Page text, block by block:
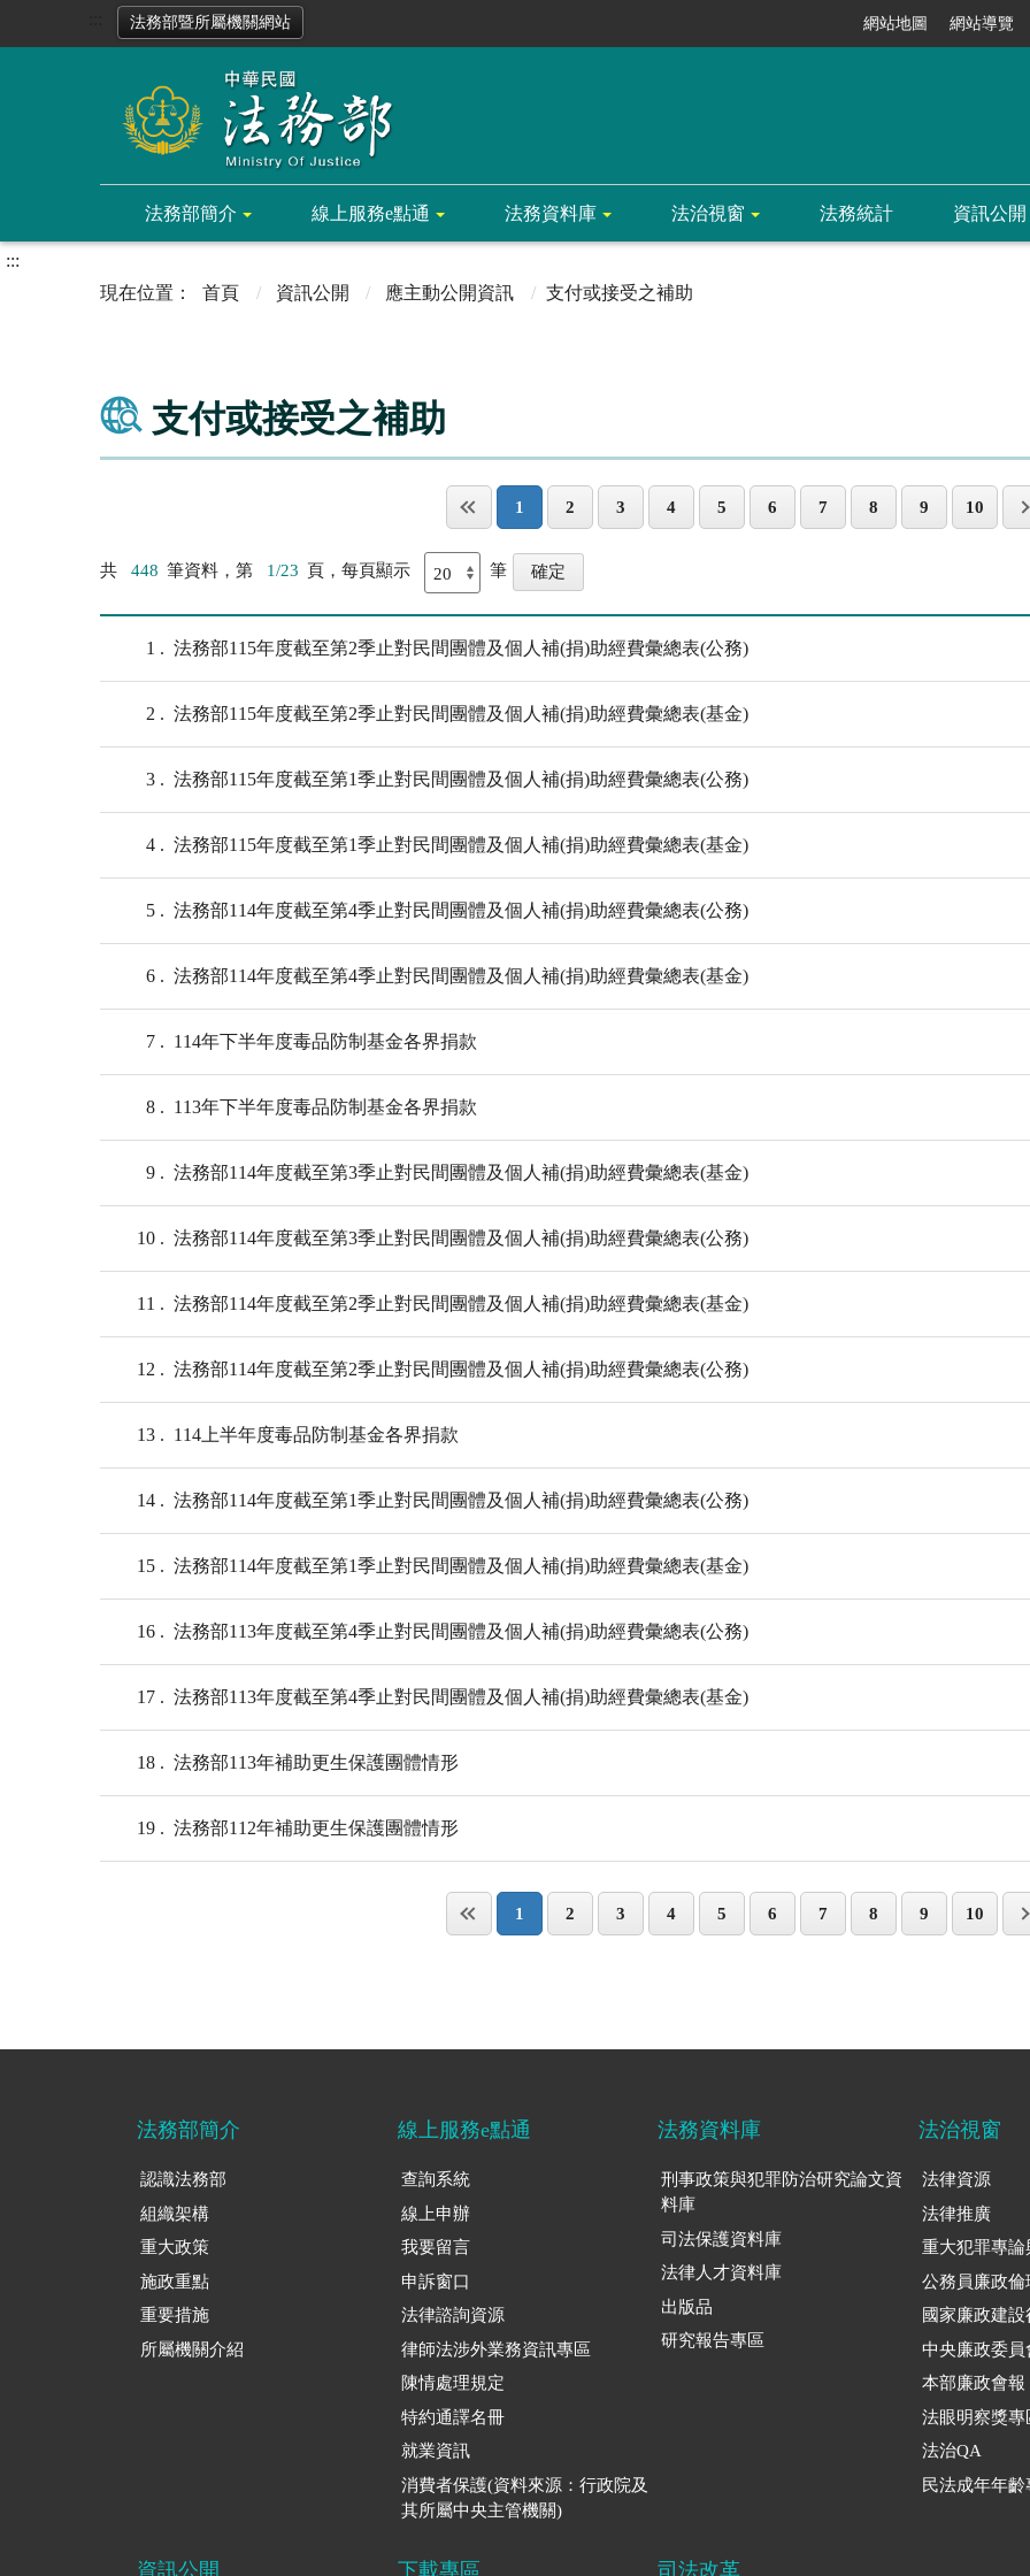
法務部暨所屬機關網站 網站地圖 網站導覽
法務部簡介 線上服務e點通 法務資料庫 法治視窗 法務統計 資訊公開
:::
首頁
資訊公開 應主動公開資訊 支付或接受之補助
支付或接受之補助
1 2 3 4 5 6 7 8 9 10
共 448 筆資料，第 1/23 頁，每頁顯示 筆
1 法務部115年度截至第2季止對民間團體及個人補(捐)助經費彙總表(公務)
2 法務部115年度截至第2季止對民間團體及個人補(捐)助經費彙總表(基金)
3 法務部115年度截至第1季止對民間團體及個人補(捐)助經費彙總表(公務)
4 法務部115年度截至第1季止對民間團體及個人補(捐)助經費彙總表(基金)
5 法務部114年度截至第4季止對民間團體及個人補(捐)助經費彙總表(公務)
6 法務部114年度截至第4季止對民間團體及個人補(捐)助經費彙總表(基金)
7 114年下半年度毒品防制基金各界捐款
8 113年下半年度毒品防制基金各界捐款
9 法務部114年度截至第3季止對民間團體及個人補(捐)助經費彙總表(基金)
10 法務部114年度截至第3季止對民間團體及個人補(捐)助經費彙總表(公務)
11 法務部114年度截至第2季止對民間團體及個人補(捐)助經費彙總表(基金)
12 法務部114年度截至第2季止對民間團體及個人補(捐)助經費彙總表(公務)
13 114上半年度毒品防制基金各界捐款
14 法務部114年度截至第1季止對民間團體及個人補(捐)助經費彙總表(公務)
15 法務部114年度截至第1季止對民間團體及個人補(捐)助經費彙總表(基金)
16 法務部113年度截至第4季止對民間團體及個人補(捐)助經費彙總表(公務)
17 法務部113年度截至第4季止對民間團體及個人補(捐)助經費彙總表(基金)
18 法務部113年補助更生保護團體情形
19 法務部112年補助更生保護團體情形
1 2 3 4 5 6 7 8 9 10
法務部簡介
認識法務部
組織架構
重大政策
施政重點
重要措施
所屬機關介紹
線上服務e點通
查詢系統
線上申辦
我要留言
申訴窗口
法律諮詢資源
律師法涉外業務資訊專區
陳情處理規定
特約通譯名冊
就業資訊
消費者保護(資料來源：行政院及
其所屬中央主管機關)
法務資料庫
刑事政策與犯罪防治研究論文資
料庫
司法保護資料庫
法律人才資料庫
出版品
研究報告專區
法治視窗
法律資源
法律推廣
重大犯罪專論
公務員廉政倫
國家廉政建
中央廉政委員
本部廉政會報
法眼明察獎專
法治QA
民法成年年齡
資訊公開 下載專區 司法改革